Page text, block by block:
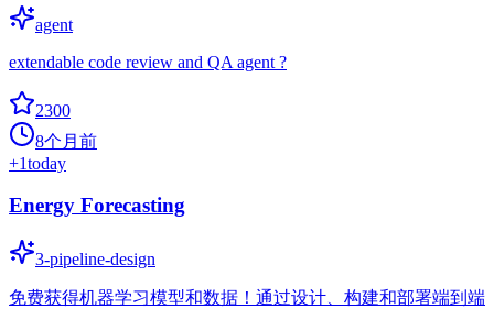
agent
extendable code review and QA agent ?
2300
8个月前
+1today
Energy Forecasting
3-pipeline-design
免费获得机器学习模型和数据！通过设计、构建和部署端到端